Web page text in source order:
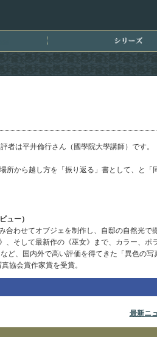
は平井倫行さん（國學院大學講師）です。
所から越し方を「振り返る」書として、
ュー）
わせてオブジェを制作し、自邸の自然光
、そして最新作の《巫女》まで、カラー、
ど、国内外で高い評価を得てきた「異色の
協会賞作家賞を受賞。
最新ニ